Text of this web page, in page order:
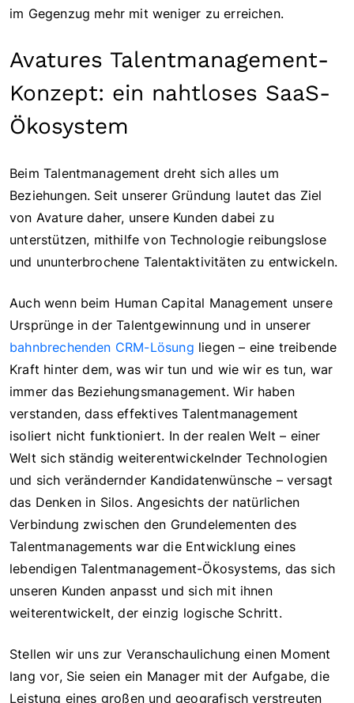
im Gegenzug mehr mit weniger zu erreichen.
Avatures Talentmanagement-
Konzept: ein nahtloses SaaS-
Ökosystem
Beim Talentmanagement dreht sich alles um
Beziehungen. Seit unserer Gründung lautet das Ziel
von Avature daher, unsere Kunden dabei zu
unterstützen, mithilfe von Technologie reibungslose
und ununterbrochene Talentaktivitäten zu entwickeln.
Auch wenn beim Human Capital Management unsere
Ursprünge in der Talentgewinnung und in unserer
bahnbrechenden CRM-Lösung liegen – eine treibende
Kraft hinter dem, was wir tun und wie wir es tun, war
immer das Beziehungsmanagement. Wir haben
verstanden, dass effektives Talentmanagement
isoliert nicht funktioniert. In der realen Welt – einer
Welt sich ständig weiterentwickelnder Technologien
und sich verändernder Kandidatenwünsche – versagt
das Denken in Silos. Angesichts der natürlichen
Verbindung zwischen den Grundelementen des
Talentmanagements war die Entwicklung eines
lebendigen Talentmanagement-Ökosystems, das sich
unseren Kunden anpasst und sich mit ihnen
weiterentwickelt, der einzig logische Schritt.
Stellen wir uns zur Veranschaulichung einen Moment
lang vor, Sie seien ein Manager mit der Aufgabe, die
Leistung eines großen und geografisch verstreuten